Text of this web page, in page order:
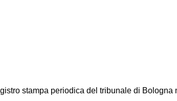
stampa periodica del tribunale di